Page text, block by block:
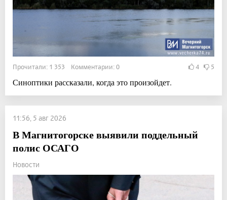
Прочитали: 1 353 Комментарии: 0 4 5
Синоптики рассказали, когда это произойдет.
11:56, 5 авг 2026
В Магнитогорске выявили поддельный
полис ОСАГО
Новости